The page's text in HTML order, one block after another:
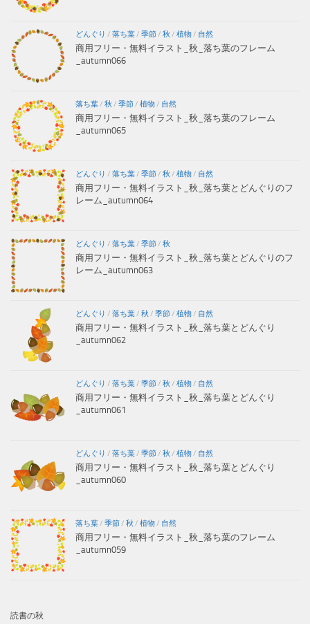
どんぐり / 落ち葉/ 季節/ 秋 / 植物/ 自然
商用フリー・無料イラスト_秋_落ち葉のフレーム
_autumn066
落ち葉/ 秋 / 季節/ 植物/ 自然
商用フリー・無料イラスト_秋_落ち葉のフレーム
_autumn065
どんぐり / 落ち葉/ 季節/ 秋 / 植物/ 自然
商用フリー・無料イラスト_秋_落ち葉とどんぐりのフ
レーム_autumn064
どんぐり / 落ち葉/ 季節/ 秋
商用フリー・無料イラスト_秋_落ち葉とどんぐりのフ
レーム_autumn063
どんぐり / 落ち葉/ 秋 / 季節/ 植物/ 自然
商用フリー・無料イラスト_秋_落ち葉とどんぐり
_autumn062
どんぐり / 落ち葉/ 季節/ 秋 / 植物/ 自然
商用フリー・無料イラスト_秋_落ち葉とどんぐり
_autumn061
どんぐり / 落ち葉/ 季節/ 秋 / 植物/ 自然
商用フリー・無料イラスト_秋_落ち葉とどんぐり
_autumn060
落ち葉/ 季節/ 秋 / 植物/ 自然
商用フリー・無料イラスト_秋_落ち葉のフレーム
_autumn059
読書の秋